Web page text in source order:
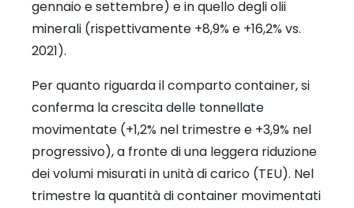
gennaio e settembre) e in quello degli olii
minerali (rispettivamente +8,9% e +16,2% vs.
2021).
Per quanto riguarda il comparto container, si
conferma la crescita delle tonnellate
movimentate (+1,2% nel trimestre e +3,9% nel
progressivo), a fronte di una leggera riduzione
dei volumi misurati in unità di carico (TEU). Nel
trimestre la quantità di container movimentati